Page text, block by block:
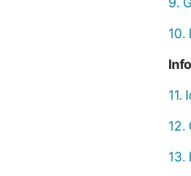
10.
11.
12.
13.